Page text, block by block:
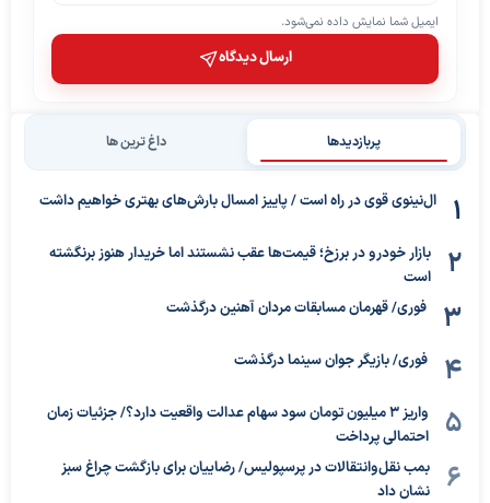
ایمیل شما نمایش داده نمی‌شود.
ارسال دیدگاه
پربازدیدها داغ ترین ها
ال‌نینوی قوی در راه است / پاییز امسال بارش‌های بهتری خواهیم داشت
بازار خودرو در برزخ؛ قیمت‌ها عقب نشستند اما خریدار هنوز برنگشته
است
فوری/ قهرمان مسابقات مردان آهنین درگذشت
فوری/ بازیگر جوان سینما درگذشت
واریز ۳ میلیون تومان سود سهام عدالت واقعیت دارد؟/ جزئیات زمان
احتمالی پرداخت
بمب نقل‌وانتقالات در پرسپولیس/ رضاییان برای بازگشت چراغ سبز
نشان داد